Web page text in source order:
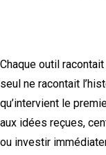
Chaque outil
seul ne racontait
qu’intervient le
aux idées reçues,
ou investir